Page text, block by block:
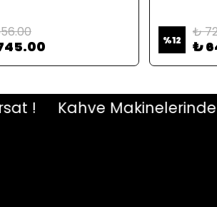
%12 ₺
₺
! Kahve Makinelerinde